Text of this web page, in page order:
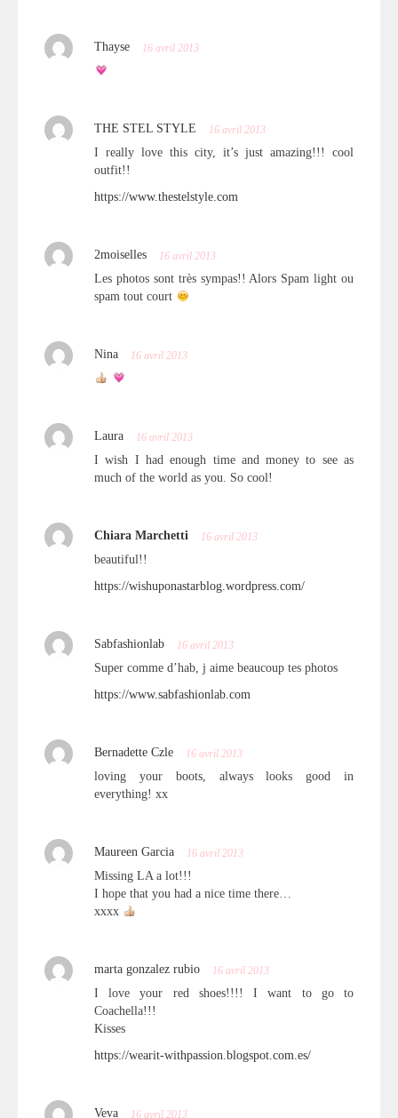
Thayse 16 avril 2013
THE STEL STYLE 16 avril 2013
I really love this city, it’s just amazing!!! cool
outfit!!
https://www.thestelstyle.com
2moiselles 16 avril 2013
Les photos sont très sympas!! Alors Spam light ou
spam tout court
Nina 16 avril 2013
Laura 16 avril 2013
I wish I had enough time and money to see as
much of the world as you. So cool!
Chiara Marchetti 16 avril 2013
beautiful!!
https://wishuponastarblog.wordpress.com/
Sabfashionlab 16 avril 2013
Super comme d’hab, j aime beaucoup tes photos
https://www.sabfashionlab.com
Bernadette Czle 16 avril 2013
loving your boots, always looks good in
everything! xx
Maureen Garcia 16 avril 2013
Missing LA a lot!!!
I hope that you had a nice time there…
xxxx
marta gonzalez rubio 16 avril 2013
I love your red shoes!!!! I want to go to
Coachella!!!
Kisses
https://wearit-withpassion.blogspot.com.es/
Veva 16 avril 2013